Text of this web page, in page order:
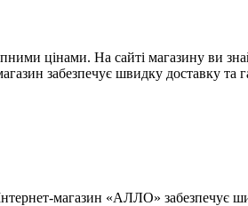
цінами. На сайті магазину ви
забезпечує швидку доставку та
магазин «АЛЛО» забезпечує